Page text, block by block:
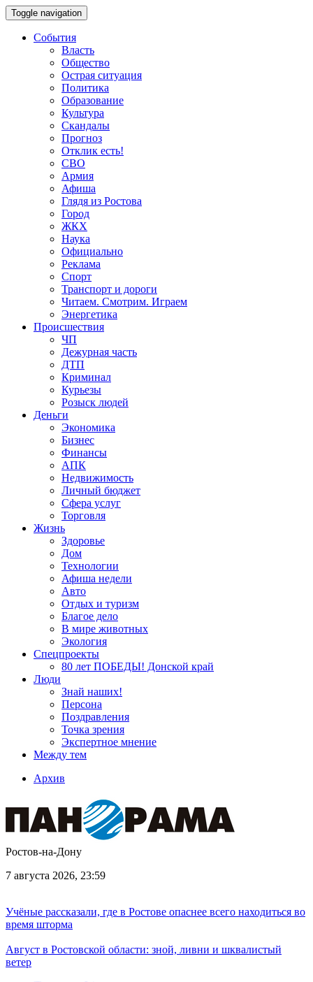
Toggle navigation
События
Власть
Общество
Острая ситуация
Политика
Образование
Культура
Скандалы
Прогноз
Отклик есть!
СВО
Армия
Афиша
Глядя из Ростова
Город
ЖКХ
Наука
Официально
Реклама
Спорт
Транспорт и дороги
Читаем. Смотрим. Играем
Энергетика
Происшествия
ЧП
Дежурная часть
ДТП
Криминал
Курьезы
Розыск людей
Деньги
Экономика
Бизнес
Финансы
АПК
Недвижимость
Личный бюджет
Сфера услуг
Торговля
Жизнь
Здоровье
Дом
Технологии
Афиша недели
Авто
Отдых и туризм
Благое дело
В мире животных
Экология
Спецпроекты
80 лет ПОБЕДЫ! Донской край
Люди
Знай наших!
Персона
Поздравления
Точка зрения
Экспертное мнение
Между тем
Архив
Ростов-на-Дону
7 августа 2026, 23:59
Учёные рассказали, где в Ростове опаснее всего находиться во
время шторма
Август в Ростовской области: зной, ливни и шквалистый
ветер